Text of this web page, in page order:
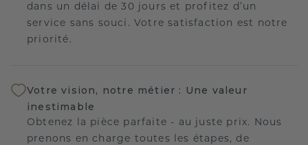
dans un délai de 30 jours et profitez d’un
service sans souci. Votre satisfaction est notre
priorité.
Votre vision, notre métier : Une valeur
inestimable
Obtenez la pièce parfaite - au juste prix. Nous
prenons en charge toutes les étapes, de